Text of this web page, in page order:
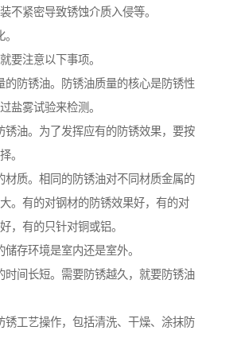
不紧密导致锈蚀介质入侵等。
要注意以下事项。
的防锈油。防锈油质量的核心是防锈性
盐雾试验来检测。
锈油。为了发挥应有的防锈效果，要按
。
材质。相同的防锈油对不同材质金属的
。有的对钢材的防锈效果好，有的对
，有的只针对铜或铝。
储存环境是室内还是室外。
时间长短。需要防锈越久，就要防锈油
锈工艺操作，包括清洗、干燥、涂抹防